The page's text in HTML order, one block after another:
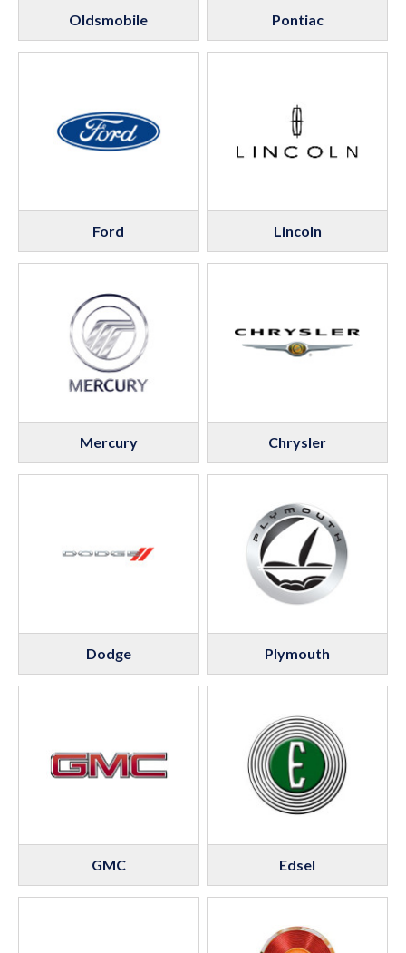
Oldsmobile Pontiac
Ford Lincoln
Mercury Chrysler
Dodge Plymouth
GMC Edsel